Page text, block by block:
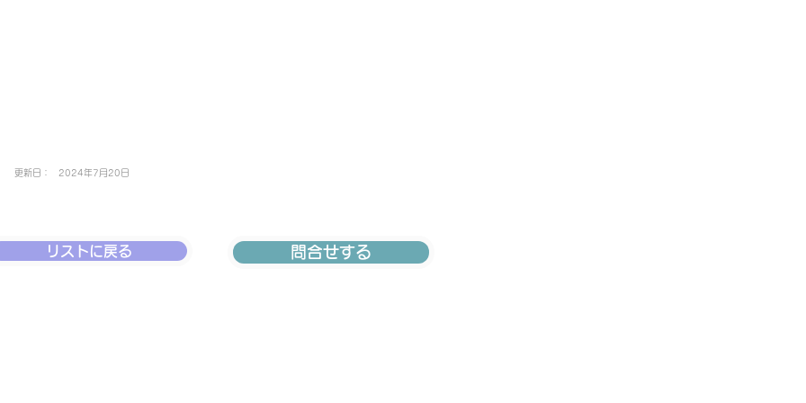
更新日： 2024年7月20日
リストに戻る 問合せする